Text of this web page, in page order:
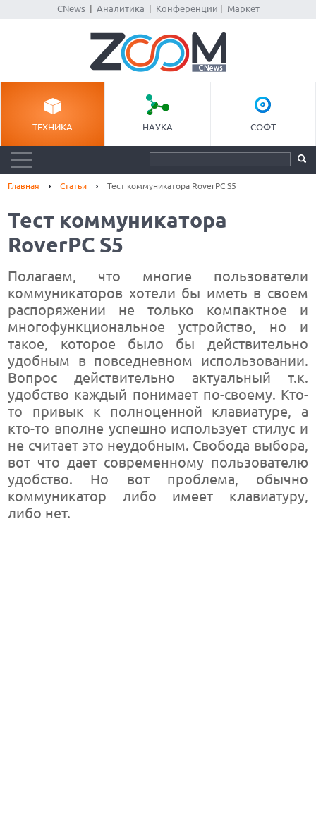
CNews| Аналитика Конференции Маркет
ТЕХНИКА НАУКА СОФТ
Главная Статьи Тест коммуникатора RoverPC S5
Тест коммуникатора
RoverPC S5
Полагаем, что многие пользователи
коммуникаторов хотели бы иметь в своем
распоряжении не только компактное и
многофункциональное устройство, но и
такое, которое было бы действительно
удобным в повседневном использовании.
Вопрос действительно актуальный т.к.
удобство каждый понимает по-своему. Кто-
то привык к полноценной клавиатуре, а
кто-то вполне успешно использует стилус и
не считает это неудобным. Свобода выбора,
вот что дает современному пользователю
удобство. Но вот проблема, обычно
коммуникатор либо имеет клавиатуру,
либо нет.